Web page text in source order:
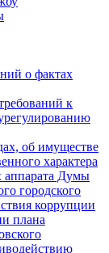
о фактах
к
об имуществе
характера
Думы
городского
коррупции
плана